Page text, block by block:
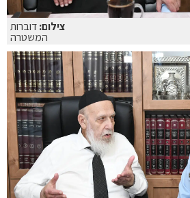
צילום:דוברות
המשטרה